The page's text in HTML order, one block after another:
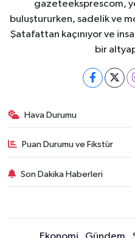
gazeteeksprescom,
buluştururken, sadelik ve
Şatafattan kaçınıyor ve
bir
Hava Durumu
Puan Durumu ve Fikstür
Son Dakika Haberleri